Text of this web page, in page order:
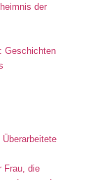
der
Geschichten
Frau, die